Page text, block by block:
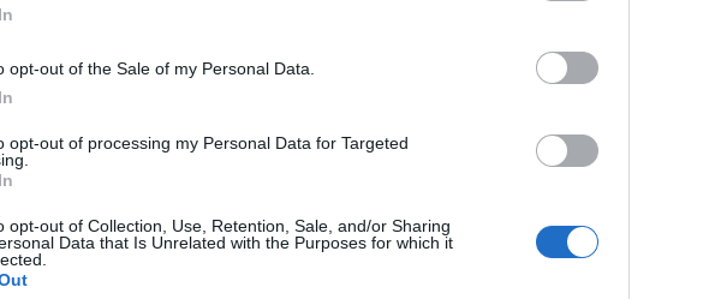
opt-out of the Sale of my Personal Data.
opt-out of processing my Personal Data for Targeted
opt-out of Collection, Use, Retention, Sale, and/or Sharing
Data that Is Unrelated with the Purposes for which it
contro ignoti per il gasolio nel lago
tutela allo stagno didattico, nuova
per l’oasi
tra Provincia di Varese e Comune di Angera. Oltre agli
di gestione anche il progetto per la creazione di aree dedicate